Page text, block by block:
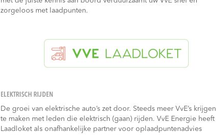
zorgeloos met laadpunten.
ELEKTRISCH RIJDEN
De groei van elektrische auto’s zet door. Steeds meer VvE’s
te maken met leden die elektrisch (gaan) rijden. VvE Energie heeft
Laadloket als onafhankelijke partner voor oplaadpuntenadvies